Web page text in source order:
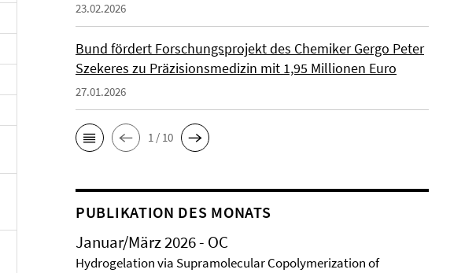
23.02.2026
Bund fördert Forschungsprojekt des Chemiker Gergo Peter
Szekeres zu Präzisionsmedizin mit 1,95 Millionen Euro
27.01.2026
1 / 10
PUBLIKATION DES MONATS
Januar/März 2026 - OC
Hydrogelation via Supramolecular Copolymerization of